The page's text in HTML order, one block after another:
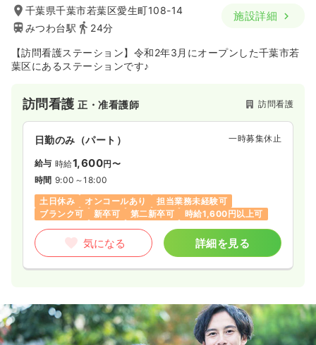
千葉県千葉市若葉区愛生町108-14
みつわ台駅
24分
施設詳細
【訪問看護ステーション】令和2年3月にオープンした千葉市若
葉区にあるステーションです♪
訪問看護正・准看護師 訪問看護
日勤のみ（パート） 一時募集休止
給与 時給1,600円〜
時間 9:00～18:00
土日休み
オンコールあり
担当業務未経験可
ブランク可
新卒可 第二新卒可 時給1,600円以上可
気になる 詳細を見る